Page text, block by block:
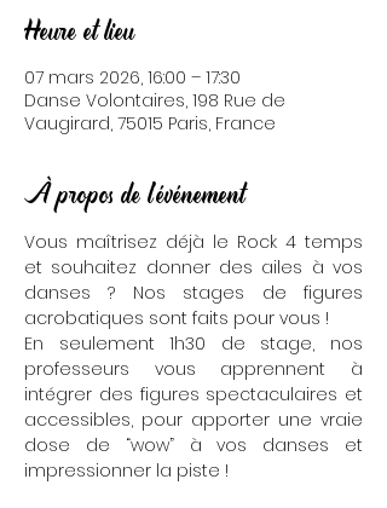
Heure et lieu
07 mars 2026, 16:00 – 17:30
Danse Volontaires, 198 Rue de
Vaugirard, 75015 Paris, France
À propos de l'événement
Vous maîtrisez déjà le Rock 4 temps
et souhaitez donner des ailes à vos
danses ? Nos stages de figures
acrobatiques sont faits pour vous !
En seulement 1h30 de stage, nos
professeurs vous apprennent à
intégrer des figures spectaculaires et
accessibles, pour apporter une vraie
dose de “wow” à vos danses et
impressionner la piste !